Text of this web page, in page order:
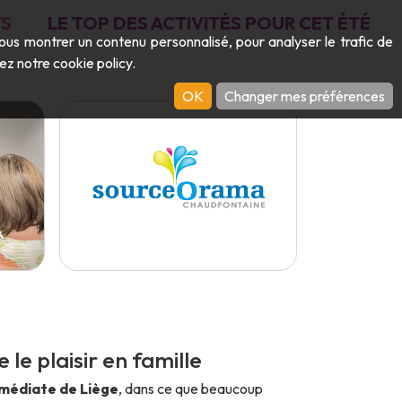
LE TOP DES ACTIVITÉS POUR CET ÉTÉ
le plaisir en famille
de Liège, dans ce que beaucoup
montrer un contenu personnalisé, pour analyser le trafic de
notre cookie policy.
OK
Changer mes préférences